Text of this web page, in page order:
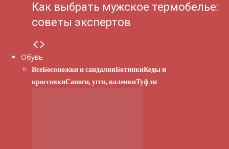
Как выбрать мужское термобелье:
советы экспертов
Обувь
ВсеБосоножки и сандалииБотинкиКеды и
кроссовкиСапоги, угги, валенкиТуфли